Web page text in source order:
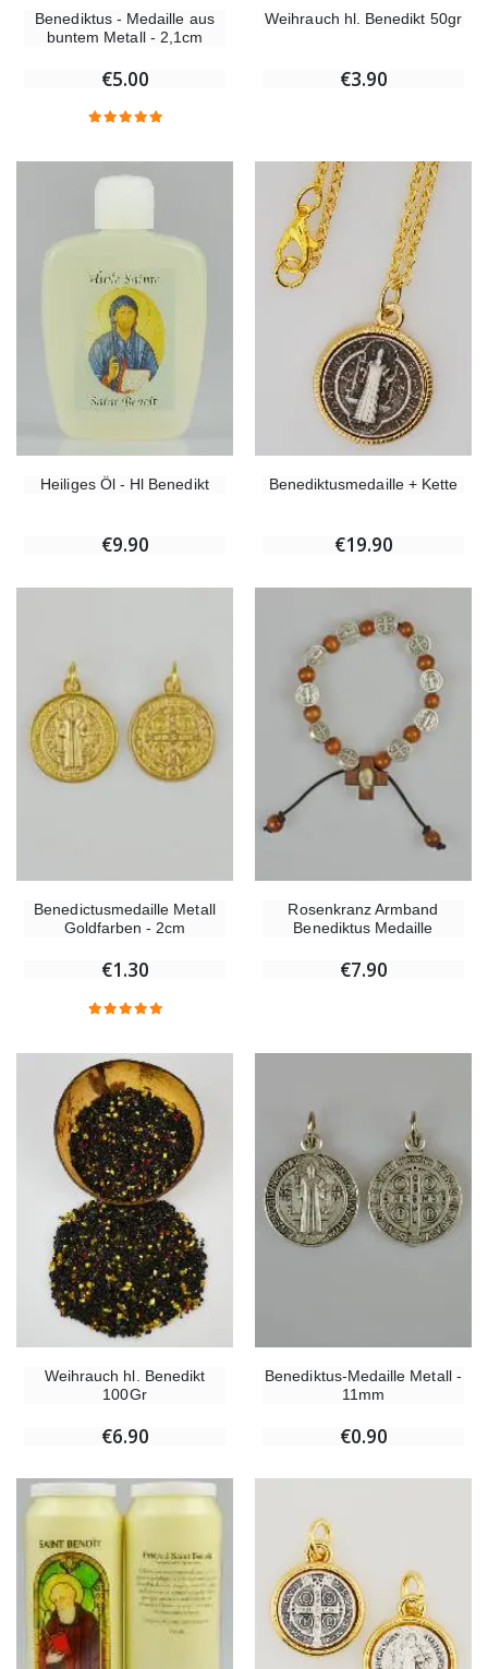
Benediktus - Medaille aus
buntem Metall - 2,1cm
€5.00
Weihrauch hl. Benedikt 50gr
€3.90
Heiliges Öl - Hl Benedikt
€9.90
Benediktusmedaille + Kette
€19.90
Benedictusmedaille Metall
Goldfarben - 2cm
€1.30
Rosenkranz Armband
Benediktus Medaille
€7.90
Weihrauch hl. Benedikt
100Gr
€6.90
Benediktus-Medaille Metall -
11mm
€0.90